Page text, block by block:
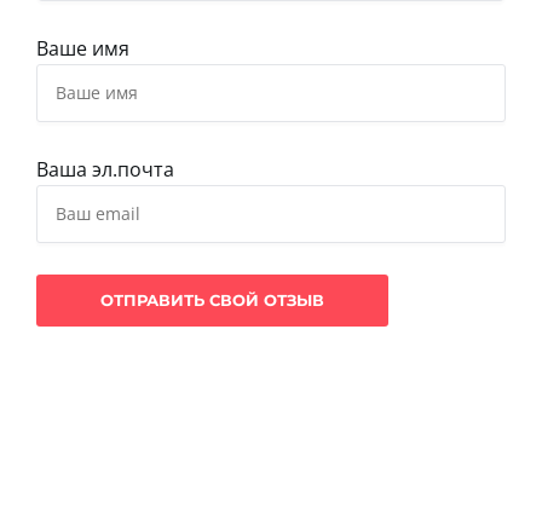
Ваше имя
Ваша эл.почта